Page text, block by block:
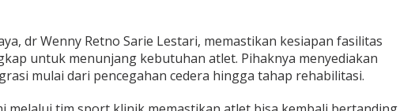
dr Wenny Retno Sarie Lestari, memastikan kesiapan fasilitas
untuk menunjang kebutuhan atlet. Pihaknya menyediakan
mulai dari pencegahan cedera hingga tahap rehabilitasi.